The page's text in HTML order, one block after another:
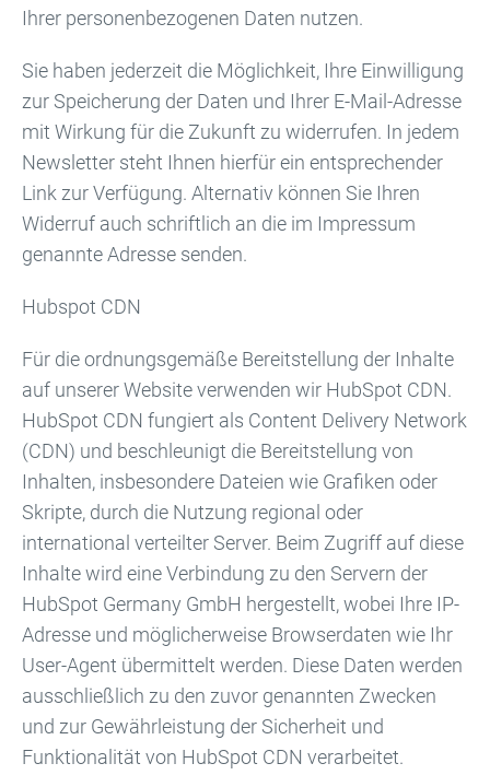
Ihrer personenbezogenen Daten nutzen.
Sie haben jederzeit die Möglichkeit, Ihre Einwilligung
zur Speicherung der Daten und Ihrer E-Mail-Adresse
mit Wirkung für die Zukunft zu widerrufen. In jedem
Newsletter steht Ihnen hierfür ein entsprechender
Link zur Verfügung. Alternativ können Sie Ihren
Widerruf auch schriftlich an die im Impressum
genannte Adresse senden.
Hubspot CDN
Für die ordnungsgemäße Bereitstellung der Inhalte
auf unserer Website verwenden wir HubSpot CDN.
HubSpot CDN fungiert als Content Delivery Network
(CDN) und beschleunigt die Bereitstellung von
Inhalten, insbesondere Dateien wie Grafiken oder
Skripte, durch die Nutzung regional oder
international verteilter Server. Beim Zugriff auf diese
Inhalte wird eine Verbindung zu den Servern der
HubSpot Germany GmbH hergestellt, wobei Ihre IP-
Adresse und möglicherweise Browserdaten wie Ihr
User-Agent übermittelt werden. Diese Daten werden
ausschließlich zu den zuvor genannten Zwecken
und zur Gewährleistung der Sicherheit und
Funktionalität von HubSpot CDN verarbeitet.